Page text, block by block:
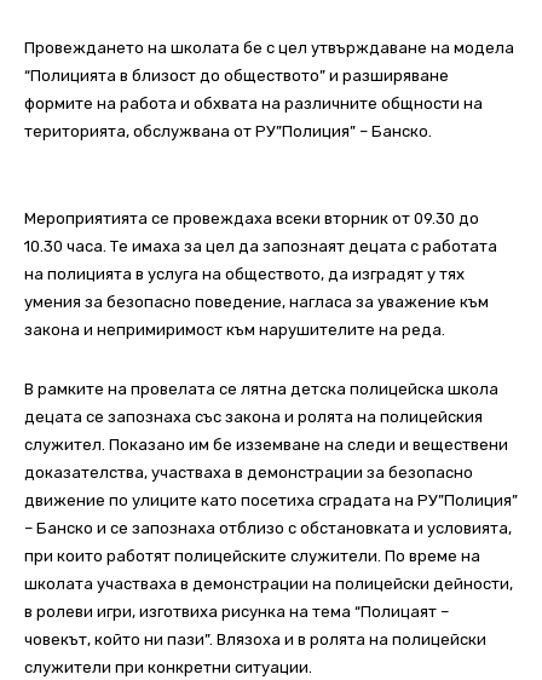
Провеждането на школата бе с цел утвърждаване на модела
“Полицията в близост до обществото” и разширяване
формите на работа и обхвата на различните общности на
територията, обслужвана от РУ”Полиция” – Банско.
Мероприятията се провеждаха всеки вторник от 09.30 до
10.30 часа. Те имаха за цел да запознаят децата с работата
на полицията в услуга на обществото, да изградят у тях
умения за безопасно поведение, нагласа за уважение към
закона и непримиримост към нарушителите на реда.
В рамките на провелата се лятна детска полицейска школа
децата се запознаха със закона и ролята на полицейския
служител. Показано им бе изземване на следи и веществени
доказателства, участваха в демонстрации за безопасно
движение по улиците като посетиха сградата на РУ”Полиция”
– Банско и се запознаха отблизо с обстановката и условията,
при които работят полицейските служители. По време на
школата участваха в демонстрации на полицейски дейности,
в ролеви игри, изготвиха рисунка на тема “Полицаят –
човекът, който ни пази”. Влязоха и в ролята на полицейски
служители при конкретни ситуации.